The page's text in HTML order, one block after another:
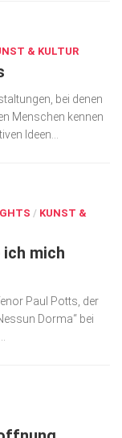
& KULTUR
bei denen
Menschen kennen
Ideen...
/ KUNST &
mich
Paul Potts, der
Dorma“ bei